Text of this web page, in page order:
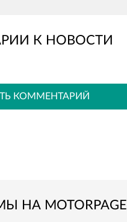
во
ВКонтакте
Одноклассниках
К НОВОСТИ
КОММЕНТАРИЙ
НА MOTORPAGE